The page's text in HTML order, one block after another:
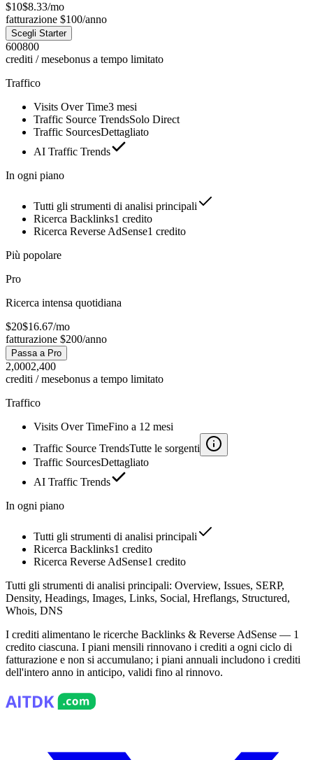
$10$8.33/mo
fatturazione $100/anno
Scegli Starter
600800
crediti / mesebonus a tempo limitato
Traffico
Visits Over Time3 mesi
Traffic Source TrendsSolo Direct
Traffic SourcesDettagliato
AI Traffic Trends
In ogni piano
Tutti gli strumenti di analisi principali
Ricerca Backlinks1 credito
Ricerca Reverse AdSense1 credito
Più popolare
Pro
Ricerca intensa quotidiana
$20$16.67/mo
fatturazione $200/anno
Passa a Pro
2,0002,400
crediti / mesebonus a tempo limitato
Traffico
Visits Over TimeFino a 12 mesi
Traffic Source TrendsTutte le sorgenti
Traffic SourcesDettagliato
AI Traffic Trends
In ogni piano
Tutti gli strumenti di analisi principali
Ricerca Backlinks1 credito
Ricerca Reverse AdSense1 credito
Tutti gli strumenti di analisi principali: Overview, Issues, SERP,
Density, Headings, Images, Links, Social, Hreflangs, Structured,
Whois, DNS
I crediti alimentano le ricerche Backlinks & Reverse AdSense — 1
credito ciascuna. I piani mensili rinnovano i crediti a ogni ciclo di
fatturazione e non si accumulano; i piani annuali includono i crediti
dell'intero anno in anticipo, validi fino al rinnovo.